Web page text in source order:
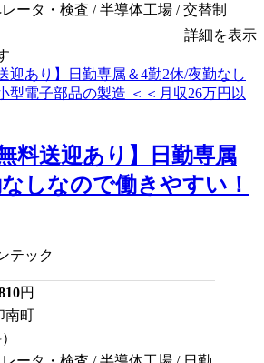
ータ・検査 / 半導体工場 / 交替制
詳細を表示
料送迎あり】日勤専属
しなので働きやすい！
テック
円
南町